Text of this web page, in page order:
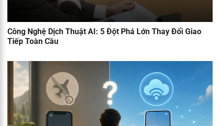
Công Nghệ Dịch Thuật AI: 5 Đột Phá Lớn Thay Đổi Giao
Tiếp Toàn Cầu